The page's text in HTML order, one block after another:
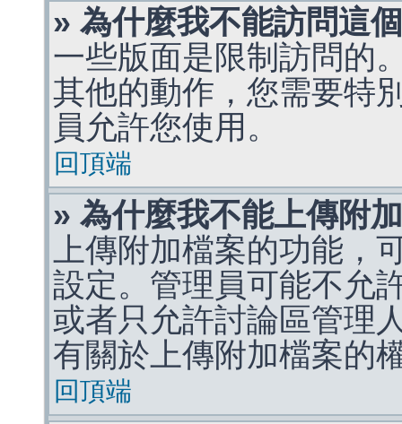
» 為什麼我不能訪問這
一些版面是限制訪問的
其他的動作，您需要特
員允許您使用。
回頂端
» 為什麼我不能上傳附
上傳附加檔案的功能，
設定。管理員可能不允
或者只允許討論區管理
有關於上傳附加檔案的
回頂端